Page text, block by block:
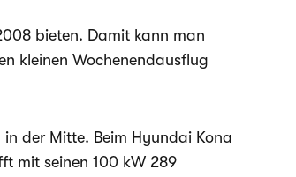
bieten. Damit kann man
kleinen Wochenendausflug
der Mitte. Beim Hyundai Kona
mit seinen 100 kW 289